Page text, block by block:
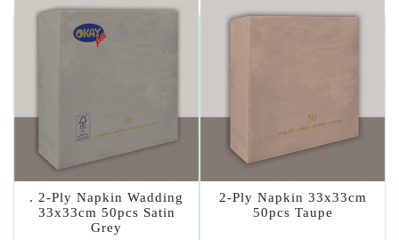
. 2-Ply Napkin Wadding
33x33cm 50pcs Satin
Grey
2-Ply Napkin 33x33cm
50pcs Taupe